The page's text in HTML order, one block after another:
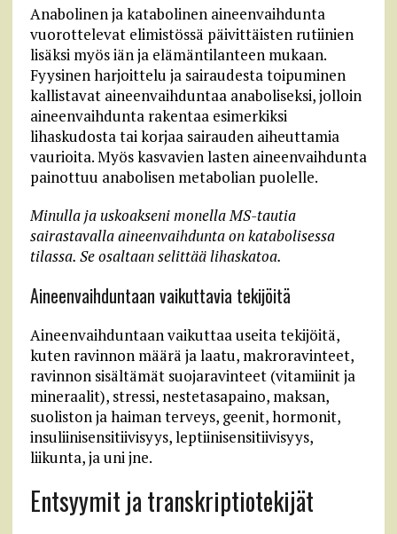
Anabolinen ja katabolinen aineenvaihdunta
vuorottelevat elimistössä päivittäisten rutiinien
lisäksi myös iän ja elämäntilanteen mukaan.
Fyysinen harjoittelu ja sairaudesta toipuminen
kallistavat aineenvaihduntaa anaboliseksi, jolloin
aineenvaihdunta rakentaa esimerkiksi
lihaskudosta tai korjaa sairauden aiheuttamia
vaurioita. Myös kasvavien lasten aineenvaihdunta
painottuu anabolisen metabolian puolelle.
Minulla ja uskoakseni monella MS-tautia
sairastavalla aineenvaihdunta on katabolisessa
tilassa. Se osaltaan selittää lihaskatoa.
Aineenvaihduntaan vaikuttavia tekijöitä
Aineenvaihduntaan vaikuttaa useita tekijöitä,
kuten ravinnon määrä ja laatu, makroravinteet,
ravinnon sisältämät suojaravinteet (vitamiinit ja
mineraalit), stressi, nestetasapaino, maksan,
suoliston ja haiman terveys, geenit, hormonit,
insuliinisensitiivisyys, leptiinisensitiivisyys,
liikunta, ja uni jne.
Entsyymit ja transkriptiotekijät